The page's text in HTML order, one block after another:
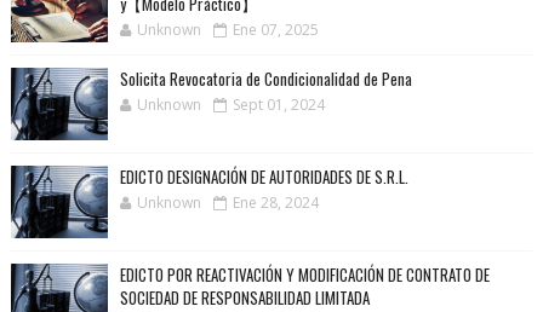
Unknown Ene 07, 2025
Solicita Revocatoria de Condicionalidad de Pena
Unknown Sept 01, 2024
EDICTO DESIGNACIÓN DE AUTORIDADES DE S.R.L.
Unknown Ene 28, 2024
EDICTO POR REACTIVACIÓN Y MODIFICACIÓN DE CONTRATO DE
SOCIEDAD DE RESPONSABILIDAD LIMITADA